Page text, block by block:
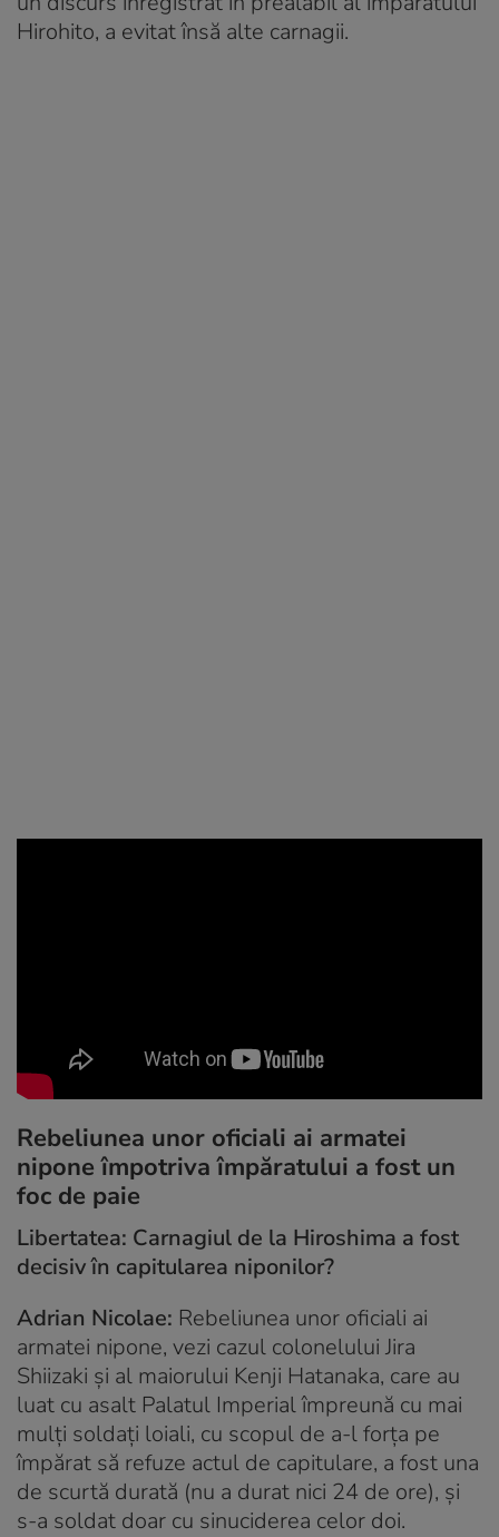
Hirohito, a evitat însă alte carnagii.
Rebeliunea unor oficiali ai armatei
nipone împotriva împăratului a fost un
foc de paie
Libertatea: Carnagiul de la Hiroshima a fost
decisiv în capitularea niponilor?
Adrian Nicolae: Rebeliunea unor oficiali ai
armatei nipone, vezi cazul colonelului Jira
Shiizaki și al maiorului Kenji Hatanaka, care au
luat cu asalt Palatul Imperial împreună cu mai
mulți soldați loiali, cu scopul de a-l forța pe
împărat să refuze actul de capitulare, a fost una
de scurtă durată (nu a durat nici 24 de ore), și
s-a soldat doar cu sinuciderea celor doi.